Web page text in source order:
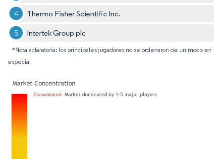
Thermo Fisher Scientific Inc.
Intertek Group plc
*Nota aclaratoria: los principales jugadores no se ordenaron de un modo en
especial